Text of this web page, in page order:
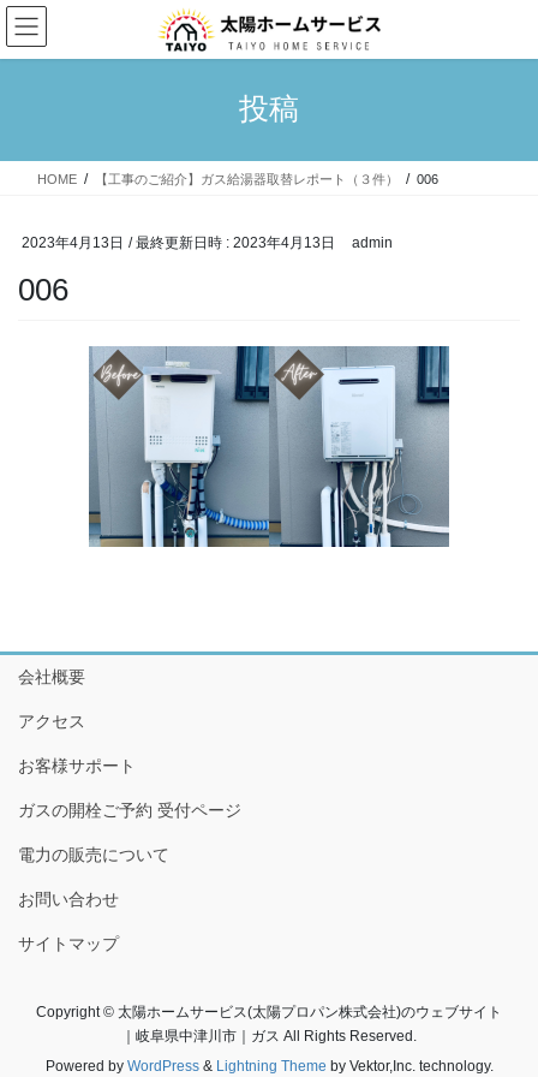
コ
ン
テ
ス
ナ
ビ
ゲ
ン
投稿
HOME 【工事のご紹介】ガス給湯器取替レポート（３件） 006
2023年4月13日 / 最終更新日時 : 2023年4月13日 admin
006
会社概要
アクセス
お客様サポート
ガスの開栓ご予約 受付ページ
電力の販売について
お問い合わせ
サイトマップ
Copyright © 太陽ホームサービス(太陽プロパン株式会社)のウェブサイト
｜岐阜県中津川市｜ガス All Rights Reserved.
Powered by WordPress& Lightning Theme by Vektor,Inc. technology.